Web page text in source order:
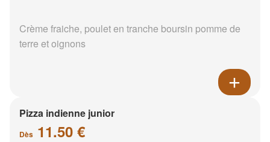
Crème fraiche, poulet en tranche boursin pomme de
terre et oignons
Pizza indienne junior
Dès 11.50 €